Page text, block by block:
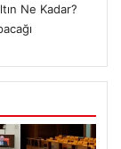
Ne Kadar?